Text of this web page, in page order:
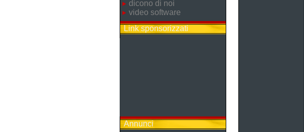
dicono di noi
video software
Link sponsorizzati
Annunci